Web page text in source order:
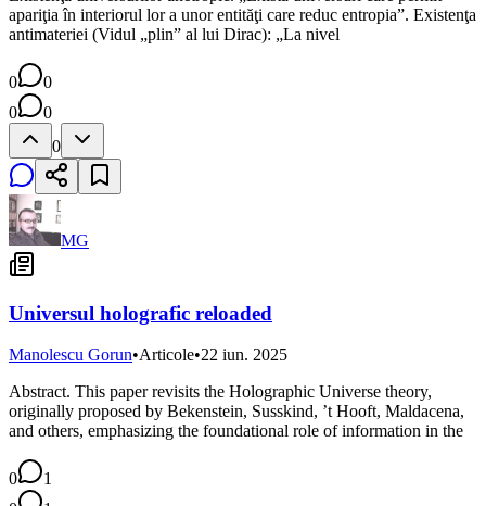
apariţia în interiorul lor a unor entităţi care reduc entropia”. Existenţa
antimateriei (Vidul „plin” al lui Dirac): „La nivel
0
0
0
0
0
MG
Universul holografic reloaded
Manolescu Gorun•Articole•22 iun. 2025
Abstract. This paper revisits the Holographic Universe theory,
originally proposed by Bekenstein, Susskind, ’t Hooft, Maldacena,
and others, emphasizing the foundational role of information in the
0
1